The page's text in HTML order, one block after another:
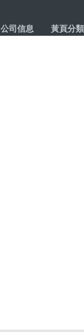
公司信息 黃頁分類